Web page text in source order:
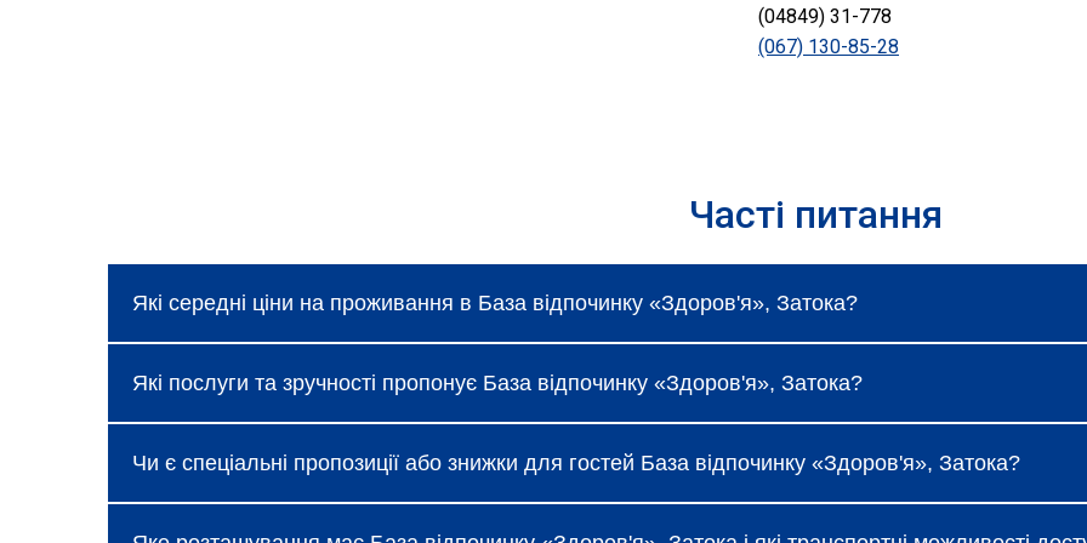
(04849) 31-778
(067) 130-85-28
Часті питання
Які середні ціни на проживання в База відпочинку «Здоров'я», Затока?
пропозицій, про які можна дізнатися під час бронювання.
Які послуги та зручності пропонує База відпочинку «Здоров'я», Затока?
«Здоров'я», Затока доступні додаткові зручності: ресторан, бар, спа-салон, фітнес-центр,
Чи є спеціальні пропозиції або знижки для гостей База відпочинку «Здоров'я», Затока?